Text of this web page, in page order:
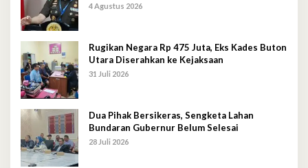
4 Agustus 2026
Rugikan Negara Rp 475 Juta, Eks Kades Buton
Utara Diserahkan ke Kejaksaan
31 Juli 2026
Dua Pihak Bersikeras, Sengketa Lahan
Bundaran Gubernur Belum Selesai
28 Juli 2026